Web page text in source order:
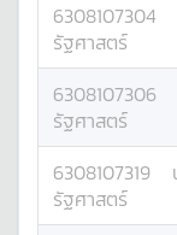
6308107304
รัฐศาสตร์
6308107306
รัฐศาสตร์
6308107319
รัฐศาสตร์